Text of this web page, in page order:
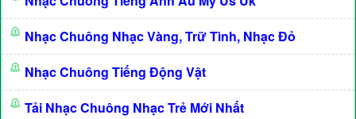
Nhạc Chuông Nhạc Vàng, Trữ Tình, Nhạc Đỏ
Nhạc Chuông Tiếng Động Vật
Tải Nhạc Chuông Nhạc Trẻ Mới Nhất